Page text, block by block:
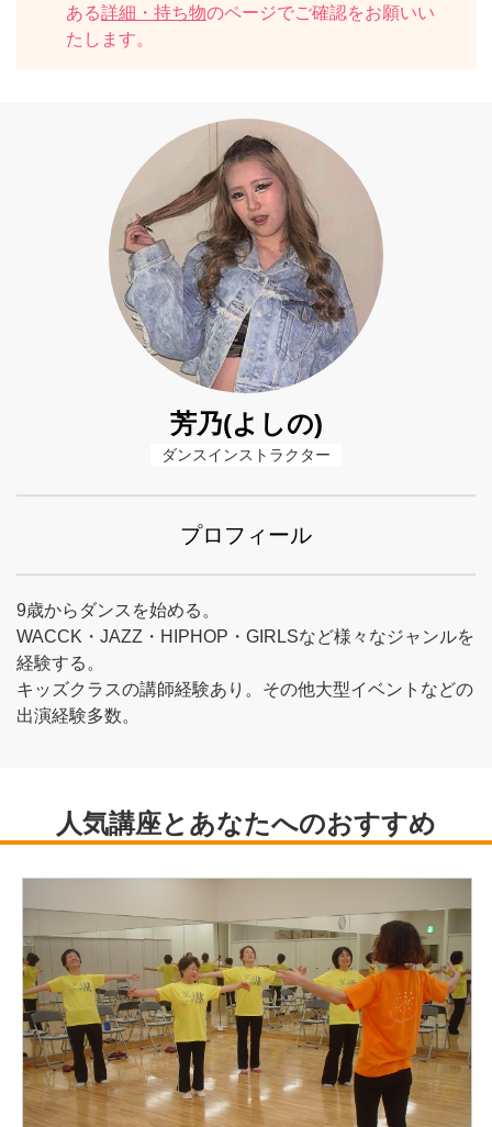
ある詳細・持ち物のページでご確認をお願いい
たします。
芳乃(よしの)
ダンスインストラクター
プロフィール
9歳からダンスを始める。
WACCK・JAZZ・HIPHOP・GIRLSなど様々なジャンルを
経験する。
キッズクラスの講師経験あり。その他大型イベントなどの
出演経験多数。